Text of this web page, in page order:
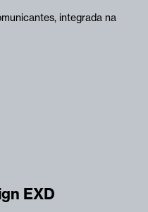
integrada na
EXD